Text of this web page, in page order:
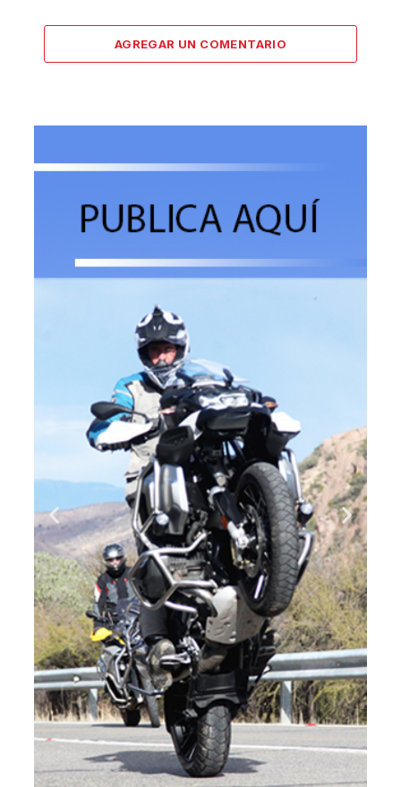
AGREGAR UN COMENTARIO